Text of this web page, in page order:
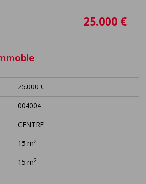
25.000 €
25.000 €
004004
CENTRE
15 m2
15 m2